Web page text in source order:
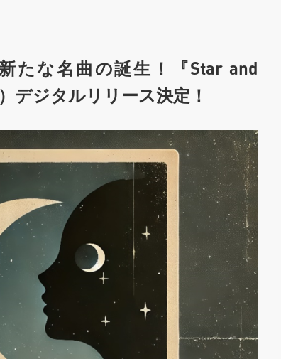
たな名曲の誕生！『Star and
デジタルリリース決定！